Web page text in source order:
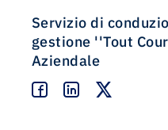
Servizio di
gestione ''Tout
Aziendale